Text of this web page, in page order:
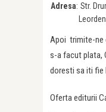
Adresa: Str.
Apoi trimite-ne
s-a facut plata,
doresti sa iti fie
Oferta editurii